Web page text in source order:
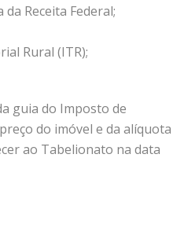
Receita Federal;
Rural (ITR);
guia do Imposto de
do imóvel e da alíquota
ao Tabelionato na data